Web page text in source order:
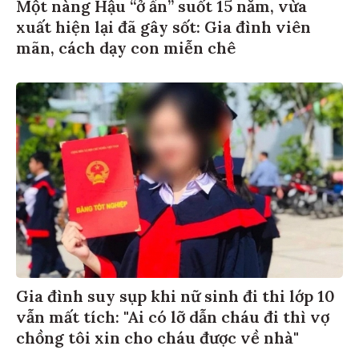
Một nàng Hậu “ở ẩn” suốt 15 năm, vừa
xuất hiện lại đã gây sốt: Gia đình viên
mãn, cách dạy con miễn chê
Gia đình suy sụp khi nữ sinh đi thi lớp 10
vẫn mất tích: "Ai có lỡ dẫn cháu đi thì vợ
chồng tôi xin cho cháu được về nhà"